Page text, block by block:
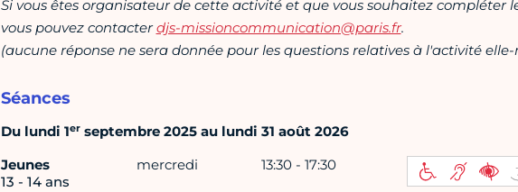
Si vous êtes organisateur de cette activité et que vous souhaitez compléter
vous pouvez contacterdjs-missioncommunication@paris.fr.
(aucune réponse ne sera donnée pour les questions relatives à l'activité
Séances
Du lundi 1erseptembre 2025 au lundi 31 août 2026
Jeunes
13 - 14 ans
mercredi 13:30 - 17:30